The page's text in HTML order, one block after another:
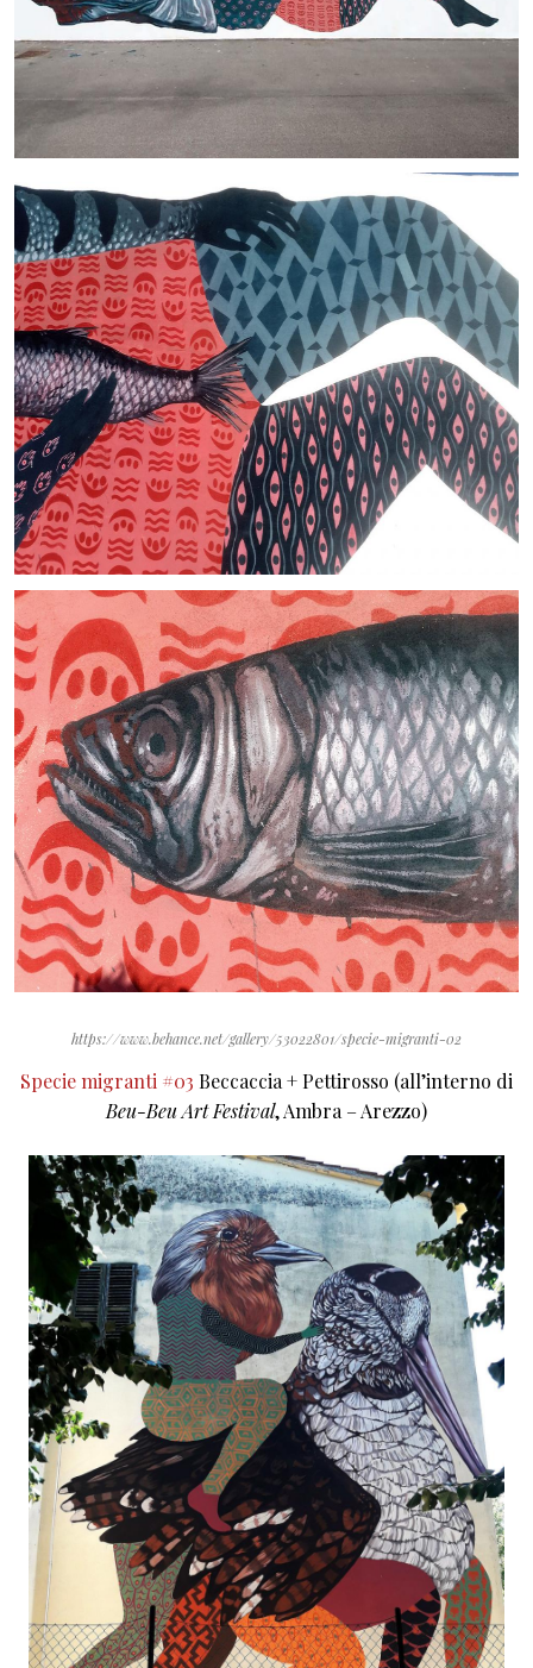
https://www.behance.net/gallery/53022801/specie-migranti-02
Specie migranti #03 Beccaccia + Pettirosso (all’interno di
Beu-Beu Art Festival, Ambra – Arezzo)